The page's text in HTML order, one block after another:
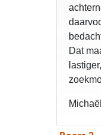
Dat
Michaël